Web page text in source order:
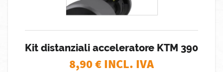
Kit distanziali acceleratore KTM 390
8,90€ INCL. IVA